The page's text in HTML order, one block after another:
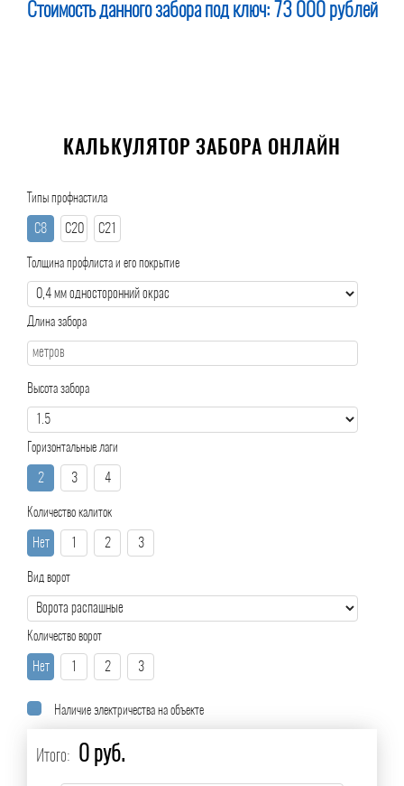
Стоимость данного забора под ключ: 73 000 рублей
КАЛЬКУЛЯТОР ЗАБОРА ОНЛАЙН
Типы профнастила
С8 С20 С21
Толщина профлиста и его покрытие
Длина забора
Высота забора
Горизонтальные лаги
2 3 4
Количество калиток
Нет 2 3
Вид ворот
Количество ворот
Нет 2 3
Наличие электричества на объекте
Итого: 0 руб.